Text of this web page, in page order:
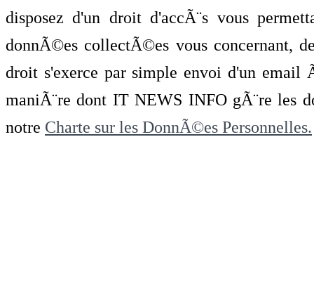
disposez d'un droit d'accÃ¨s vous
donnÃ©es collectÃ©es vous concernant,
droit s'exerce par simple envoi d'un
maniÃ¨re dont IT NEWS INFO gÃ¨re les
notre Charte sur les DonnÃ©es Personnelles.